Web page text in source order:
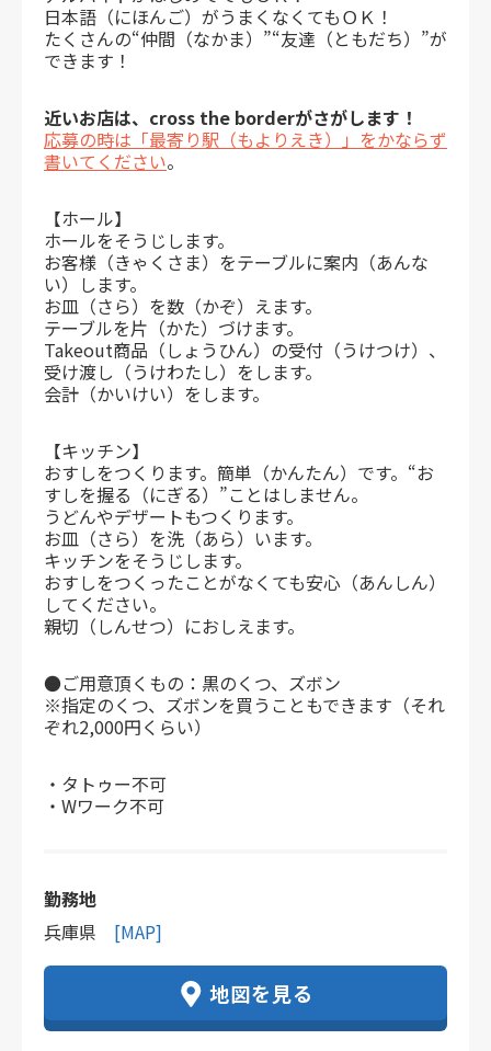
日本語（にほんご）がうまくなくてもＯＫ！
たくさんの“仲間（なかま）”“友達（ともだち）”が
できます！
近いお店は、cross the borderがさがします！
応募の時は「最寄り駅（もよりえき）」をかならず
書いてください。
【ホール】
ホールをそうじします。
お客様（きゃくさま）をテーブルに案内（あんな
い）します。
お皿（さら）を数（かぞ）えます。
テーブルを片（かた）づけます。
Takeout商品（しょうひん）の受付（うけつけ）、
受け渡し（うけわたし）をします。
会計（かいけい）をします。
【キッチン】
おすしをつくります。簡単（かんたん）です。“お
すしを握る（にぎる）”ことはしません。
うどんやデザートもつくります。
お皿（さら）を洗（あら）います。
キッチンをそうじします。
おすしをつくったことがなくても安心（あんしん）
してください。
親切（しんせつ）におしえます。
●ご用意頂くもの：黒のくつ、ズボン
※指定のくつ、ズボンを買うこともできます（それ
ぞれ2,000円くらい）
・タトゥー不可
・Wワーク不可
勤務地
兵庫県 [MAP]
地図を見る